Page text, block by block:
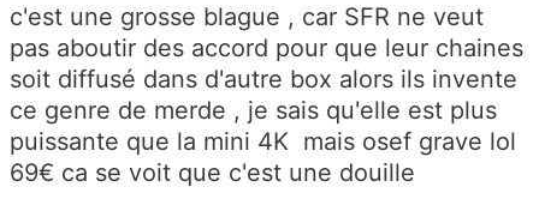
c'est une grosse blague , car SFR ne veut
pas aboutir des accord pour que leur chaines
soit diffusé dans d'autre box alors ils invente
ce genre de merde , je sais qu'elle est plus
puissante que la mini 4K mais osef grave lol
69€ ca se voit que c'est une douille